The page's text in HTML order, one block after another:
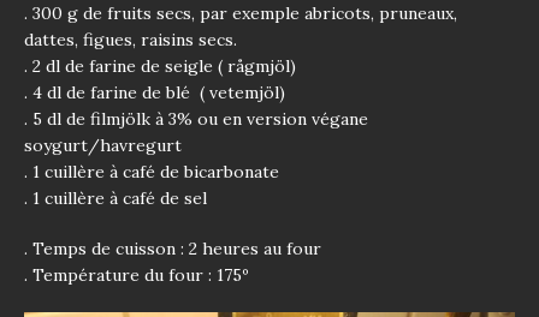
. 300 g de fruits secs, par exemple abricots, pruneaux,
dattes, figues, raisins secs.
. 2 dl de farine de seigle ( rågmjöl)
. 4 dl de farine de blé ( vetemjöl)
. 5 dl de filmjölk à 3% ou en version végane
soygurt/havregurt
. 1 cuillère à café de bicarbonate
. 1 cuillère à café de sel
. Temps de cuisson : 2 heures au four
. Température du four : 175º